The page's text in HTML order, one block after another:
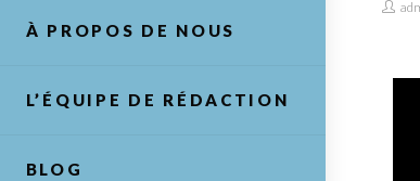
À PROPOS DE NOUS
L’ÉQUIPE DE RÉDACTION
BLOG